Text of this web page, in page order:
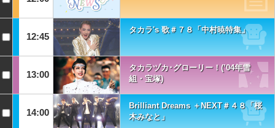
12:45
タカラ's 歌＃７８「中村暁特集」
13:00
タカラヅカ･グローリー！(’04年雪
組・宝塚)
14:00
Brilliant Dreams ＋NEXT＃４８「桜
木みなと」